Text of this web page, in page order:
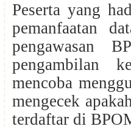
Peserta yang
pemanfaatan
pengawasan
pengambilan
mencoba
mengecek
terdaftar di